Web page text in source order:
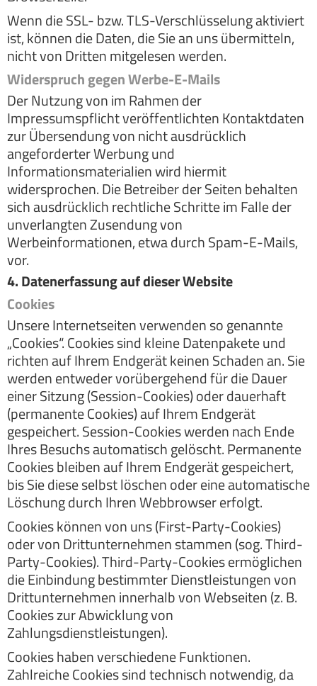
Wenn die SSL- bzw. TLS-Verschlüsselung aktiviert
ist, können die Daten, die Sie an uns übermitteln,
nicht von Dritten mitgelesen werden.
Widerspruch gegen Werbe-E-Mails
Der Nutzung von im Rahmen der
Impressumspflicht veröffentlichten Kontaktdaten
zur Übersendung von nicht ausdrücklich
angeforderter Werbung und
Informationsmaterialien wird hiermit
widersprochen. Die Betreiber der Seiten behalten
sich ausdrücklich rechtliche Schritte im Falle der
unverlangten Zusendung von
Werbeinformationen, etwa durch Spam-E-Mails,
vor.
4. Datenerfassung auf dieser Website
Cookies
Unsere Internetseiten verwenden so genannte
„Cookies“. Cookies sind kleine Datenpakete und
richten auf Ihrem Endgerät keinen Schaden an. Sie
werden entweder vorübergehend für die Dauer
einer Sitzung (Session-Cookies) oder dauerhaft
(permanente Cookies) auf Ihrem Endgerät
gespeichert. Session-Cookies werden nach Ende
Ihres Besuchs automatisch gelöscht. Permanente
Cookies bleiben auf Ihrem Endgerät gespeichert,
bis Sie diese selbst löschen oder eine automatische
Löschung durch Ihren Webbrowser erfolgt.
Cookies können von uns (First-Party-Cookies)
oder von Drittunternehmen stammen (sog. Third-
Party-Cookies). Third-Party-Cookies ermöglichen
die Einbindung bestimmter Dienstleistungen von
Drittunternehmen innerhalb von Webseiten (z. B.
Cookies zur Abwicklung von
Zahlungsdienstleistungen).
Cookies haben verschiedene Funktionen.
Zahlreiche Cookies sind technisch notwendig, da